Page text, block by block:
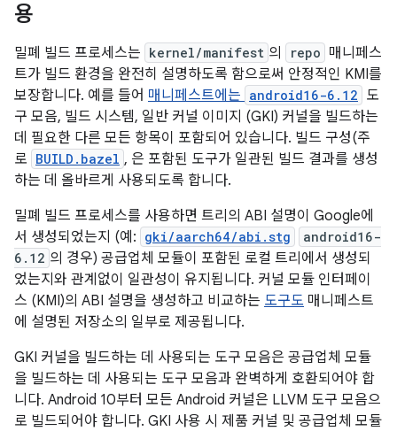
용
밀폐 빌드 프로세스는 kernel/manifest 의 repo 매니페스
트가 빌드 환경을 완전히 설명하도록 함으로써 안정적인 KMI를
보장합니다. 예를 들어 매니페스트에는 android16-6.12 도
구 모음, 빌드 시스템, 일반 커널 이미지 (GKI) 커널을 빌드하는
데 필요한 다른 모든 항목이 포함되어 있습니다. 빌드 구성(주
로 BUILD.bazel , 은 포함된 도구가 일관된 빌드 결과를 생성
하는 데 올바르게 사용되도록 합니다.
밀폐 빌드 프로세스를 사용하면 트리의 ABI 설명이 Google에
서 생성되었는지 (예: gki/aarch64/abi.stg
android16-
6.12 의 경우) 공급업체 모듈이 포함된 로컬 트리에서 생성되
었는지와 관계없이 일관성이 유지됩니다. 커널 모듈 인터페이
스 (KMI)의 ABI 설명을 생성하고 비교하는 도구도 매니페스트
에 설명된 저장소의 일부로 제공됩니다.
GKI 커널을 빌드하는 데 사용되는 도구 모음은 공급업체 모듈
을 빌드하는 데 사용되는 도구 모음과 완벽하게 호환되어야 합
니다. Android 10부터 모든 Android 커널은 LLVM 도구 모음으
로 빌드되어야 합니다. GKI 사용 시 제품 커널 및 공급업체 모듈